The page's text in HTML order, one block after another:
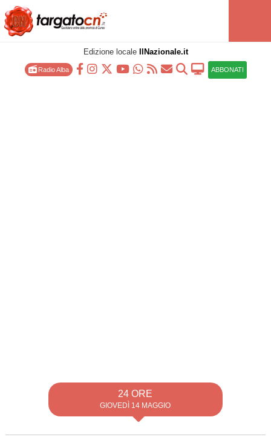
Edizione locale IlNazionale.it
Radio Alba ABBONATI
24 ORE
GIOVEDÌ 14 MAGGIO